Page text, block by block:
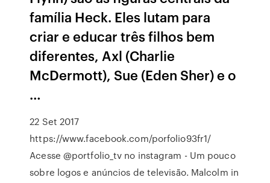
família Heck. Eles lutam para
criar e educar três filhos bem
diferentes, Axl (Charlie
McDermott), Sue (Eden Sher) e o
…
22 Set 2017
https://www.facebook.com/porfolio93fr1/
Acesse @portfolio_tv no instagram - Um pouco
sobre logos e anúncios de televisão. Malcolm in